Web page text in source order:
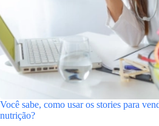
Você sabe, como usar os stories para
nutrição?